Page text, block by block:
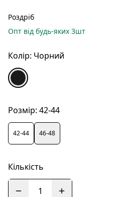
Роздріб
Опт від будь-яких 3шт
Колір: Чорний
Розмір: 42-44
42-44 46-48
Кількість
1